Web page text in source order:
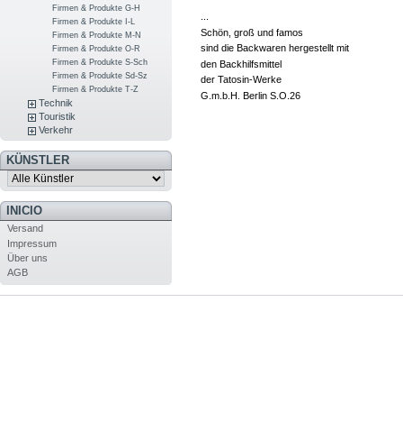
Firmen & Produkte G-H
Firmen & Produkte I-L
Firmen & Produkte M-N
Firmen & Produkte O-R
Firmen & Produkte S-Sch
Firmen & Produkte Sd-Sz
Firmen & Produkte T-Z
Technik
Touristik
Verkehr
KÜNSTLER
INICIO
Versand
Impressum
Über uns
AGB
Schön, groß und famos
sind die Backwaren hergestellt mit
den Backhilfsmittel
der Tatosin-Werke
G.m.b.H. Berlin S.O.26